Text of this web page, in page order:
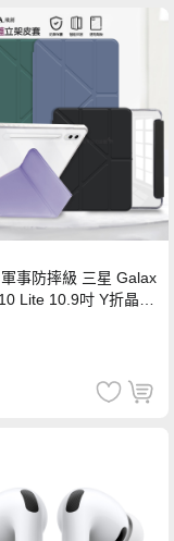
事防摔級 三星 Galax
Lite 10.9吋 Y折晶透